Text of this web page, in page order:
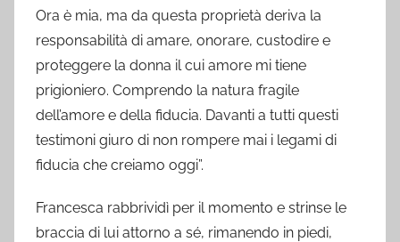
Ora è mia, ma da questa proprietà deriva la
responsabilità di amare, onorare, custodire e
proteggere la donna il cui amore mi tiene
prigioniero. Comprendo la natura fragile
dell’amore e della fiducia. Davanti a tutti questi
testimoni giuro di non rompere mai i legami di
fiducia che creiamo oggi”.
Francesca rabbrividì per il momento e strinse le
braccia di lui attorno a sé, rimanendo in piedi,